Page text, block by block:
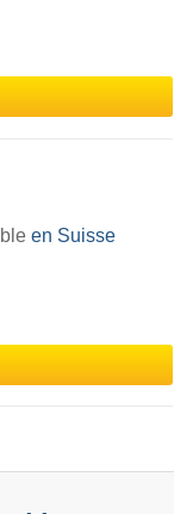
en Suisse